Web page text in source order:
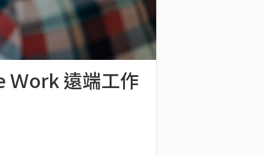
Ｗork 遠端工作